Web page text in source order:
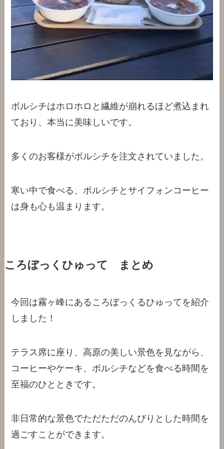
ボルシチはホロホロと繊維が崩れるほど煮込まれ
ており、本当に美味しいです。
多くのお客様がボルシチを注文されていました。
寒い中で食べる、ボルシチとサイフォンコーヒー
は身も心も温まります。
ころぼっくひゅって まとめ
今回は霧ヶ峰にあるころぼっくるひゅってを紹介
しました！
テラス席に座り、高原の美しい景色を見ながら、
コーヒーやケーキ、ボルシチなどを食べる時間を
至福のひとときです。
非日常的な景色でただただのんびりとした時間を
過ごすことができます。